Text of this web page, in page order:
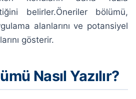
belirler.Öneriler bölümü,
alanlarını ve potansiyel
gösterir.
Nasıl Yazılır?